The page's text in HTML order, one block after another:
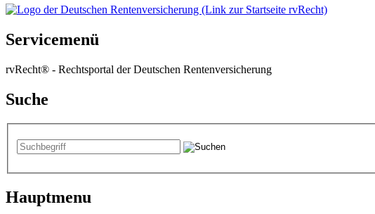
Servicemenü
rvRecht® - Rechtsportal der Deutschen Rentenversicherung
Suche
Hauptmenu